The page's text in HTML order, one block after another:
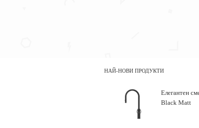
НАЙ-НОВИ ПРОДУКТИ
Елегантен
Black Matt